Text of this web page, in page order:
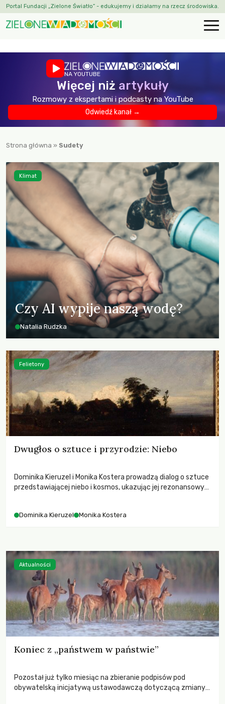
Portal Fundacji „Zielone Światło” - edukujemy i działamy na rzecz środowiska.
NA YOUTUBE
Więcej niż artykuły
Rozmowy z ekspertami i podcasty na YouTube
Odwiedź kanał →
Strona główna » Sudety
Czy AI wypije naszą wodę?
Natalia Rudzka
Klimat
Dwugłos o sztuce i przyrodzie: Niebo
Dominika Kieruzel i Monika Kostera prowadzą dialog o sztuce
przedstawiającej niebo i kosmos, ukazując jej rezonansowy
Dominika Kieruzel Monika Kostera
Felietony
Koniec z „państwem w państwie”
Pozostał już tylko miesiąc na zbieranie podpisów pod
obywatelską inicjatywą ustawodawczą dotyczącą zmiany
Aktualności